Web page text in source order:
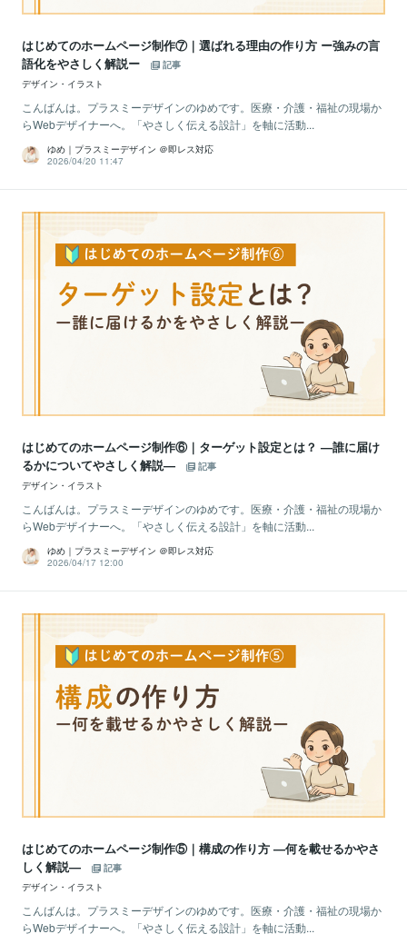
はじめてのホームページ制作⑦｜選ばれる理由の作り方 ー強みの言
語化をやさしく解説ー
記事
デザイン・イラスト
こんばんは。プラスミーデザインのゆめです。医療・介護・福祉の現場か
らWebデザイナーへ。「やさしく伝える設計」を軸に活動...
ゆめ｜プラスミーデザイン ＠即レス対応
2026/04/20 11:47
はじめてのホームページ制作⑥｜ターゲット設定とは？ —誰に届け
るかについてやさしく解説—
記事
デザイン・イラスト
こんばんは。プラスミーデザインのゆめです。医療・介護・福祉の現場か
らWebデザイナーへ。「やさしく伝える設計」を軸に活動...
ゆめ｜プラスミーデザイン ＠即レス対応
2026/04/17 12:00
はじめてのホームページ制作⑤｜構成の作り方 —何を載せるかやさ
しく解説—
記事
デザイン・イラスト
こんばんは。プラスミーデザインのゆめです。医療・介護・福祉の現場か
らWebデザイナーへ。「やさしく伝える設計」を軸に活動...